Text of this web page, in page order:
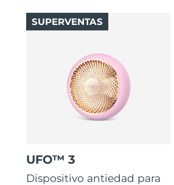
UFO™ 3
Dispositivo antiedad para
SUPERVENTAS